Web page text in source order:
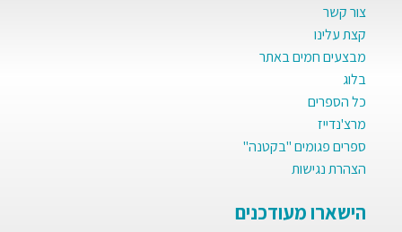
צור קשר
קצת עלינו
מבצעים חמים באתר
בלוג
כל הספרים
מרצ'נדייז
ספרים פגומים "בקטנה"
הצהרת נגישות
הישארו מעודכנים